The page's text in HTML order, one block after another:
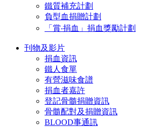
鐵質補充計劃
負型血捐贈計劃
「賞‧捐血」捐血獎勵計劃
刊物及影片
捐血資訊
鐵人食單
有營滋味食譜
捐血者嘉許
登記骨髓捐贈資訊
骨髓配對及捐贈資訊
BLOOD事通訊